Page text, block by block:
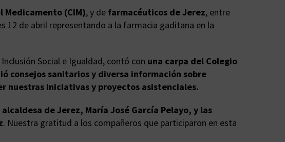
Medicamento (CIM), y de farmacéuticos de Jerez, entre
12 de abril representando a la farmacia gaditana en la
Social e Igualdad, contó con una carpa del Colegio
consejos sanitarios y diversa información sobre
nuestras iniciativas y proyectos asistenciales.
de Jerez, María José García Pelayo, y las
. Nuestra gratitud a los compañeros que participaron en esta